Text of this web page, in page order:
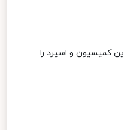
کمیسیون و اسپرد را